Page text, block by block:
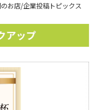
お店/企業投稿トピックス
アップ